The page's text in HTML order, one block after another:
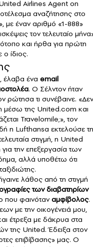
Airlines Agent on
αναζήτησης στο
έναν αριθμό «1-888»
τον τελευταίο
και ήρθα για πρώτη
ίδιος.
έλαβα ένα email
. Ο Σέλντον ήταν
ρώτησα τι συνέβαινε. «Δεν
μέσω της United.com και
Travelomile;», τον
η Lufthansa εκτελούσε τη
στιγμή, η United
την επεξεργασία των
αλλά υποθέτω ότι
λάθος από τη στιγμή
των διαβατηρίων
που φαινόταναμφίβολος.
με την οικογένειά μου,
έτρεξα με δάκρυα στα
της United. Έδειξα στον
επιβίβασης» μας. Ο